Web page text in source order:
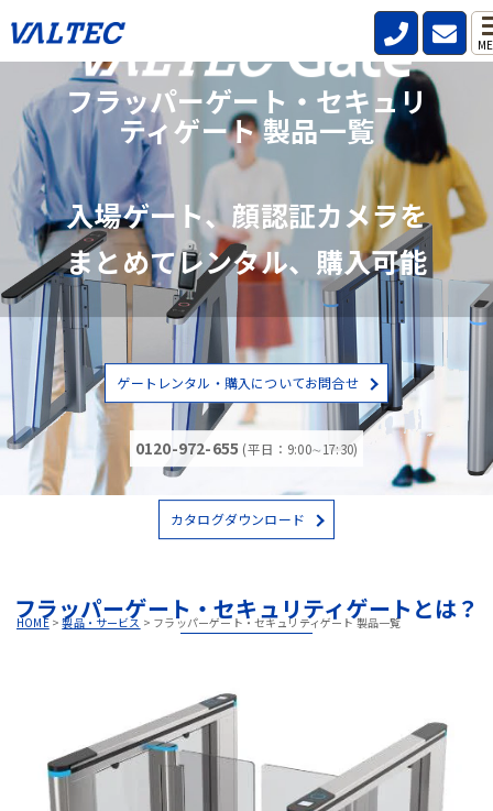
HOME>製品・サービス > フラッパーゲート・セキュリティゲート 製品一覧
フラッパーゲート・セキュリ
ティゲート 製品一覧
入場ゲート、顔認証カメラを
まとめてレンタル、購入可能
ゲートレンタル・購入についてお問合せ
0120-972-655 (平日：9:00∼17:30)
カタログダウンロード
フラッパーゲート・セキュリティゲートとは？